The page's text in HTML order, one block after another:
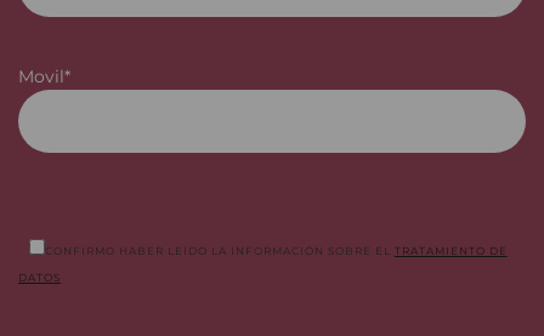
Movil*
CONFIRMO HABER LEÍDO LA INFORMACIÓN SOBRE EL TRATAMIENTO DE
DATOS